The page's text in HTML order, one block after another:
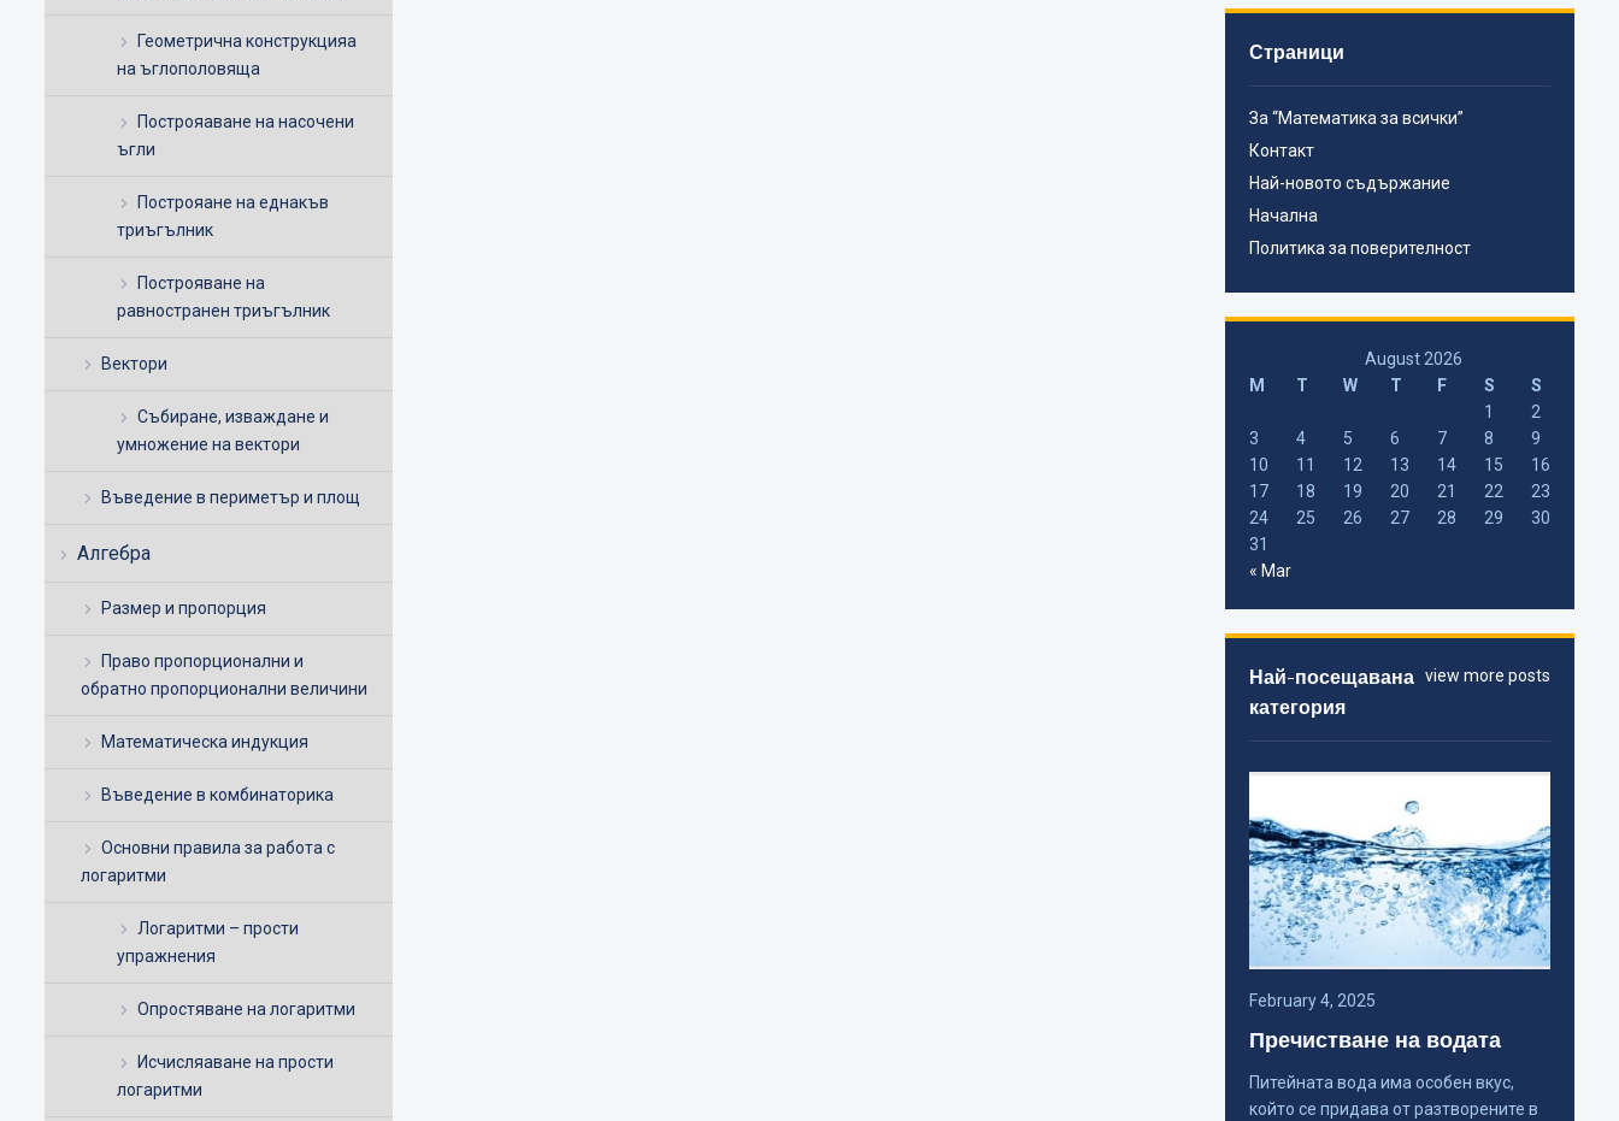
Геометрична конструкцияа
на ъглополовяща
Построяаване на насочени
ъгли
Построяане на еднакъв
триъгълник
Построяване на
равностранен триъгълник
Вектори
Събиране, изваждане и
умножение на вектори
Въведение в периметър и площ
Алгебра
Размер и пропорция
Право пропорционални и
обратно пропорционални величини
Математическа индукция
Въведение в комбинаторика
Основни правила за работа с
логаритми
Логаритми – прости
упражнения
Опростяване на логаритми
Исчисляаване на прости
логаритми
Страници
За “Математика за всички”
Контакт
Най-новото съдържание
Начална
Политика за поверителност
August 2026
M
T W T F S
S
1
2
3
4 5 6 7 8
9
10
11 12 13 14 15
16
17
18 19 20 21 22
23
24
25 26 27 28 29
30
31
« Mar
view more posts
Най-посещавана
категория
February 4, 2025
Пречистване на водата
Питейната вода има особен вкус,
който се придава от разтворените в